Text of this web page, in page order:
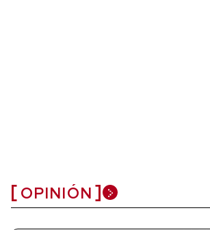
OPINIÓN